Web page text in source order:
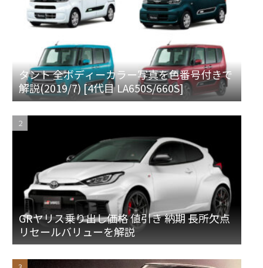
タント 全ボディーカラー写真を色番号付きで
解説(2019/7) [4代目 LA650S/660S]
GRヤリス乗り出し価格 値引き 納期 長所欠点
リセールバリューを解説